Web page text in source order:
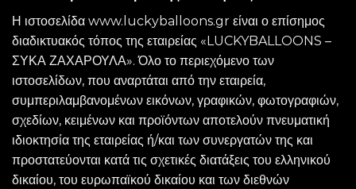
Η ιστοσελίδα www.luckyballoons.gr είναι ο επίσημος
διαδικτυακός τόπος της εταιρείας «LUCKYBALLOONS –
ΣΥΚΑ ΖΑΧΑΡΟΥΛΑ». Όλο το περιεχόμενο των
ιστοσελίδων, που αναρτάται από την εταιρεία,
συμπεριλαμβανομένων εικόνων, γραφικών, φωτογραφιών,
σχεδίων, κειμένων και προϊόντων αποτελούν πνευματική
ιδιοκτησία της εταιρείας ή/και των συνεργατών της και
προστατεύονται κατά τις σχετικές διατάξεις του ελληνικού
δικαίου, του ευρωπαϊκού δικαίου και των διεθνών